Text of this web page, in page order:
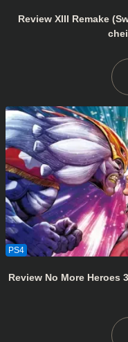
Review XIII Remake
Review No More Heroes